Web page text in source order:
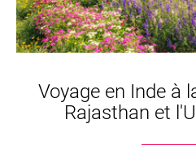
Voyage en Inde à
Rajasthan et